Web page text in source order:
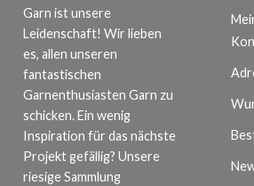
Garn ist unsere
Leidenschaft! Wir lieben
es, allen unseren
fantastischen
Garnenthusiasten Garn zu
schicken. Ein wenig
Inspiration für das nächste
Projekt gefällig? Unsere
riesige Sammlung